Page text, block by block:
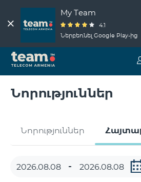
My Team
4.1
Ներբեռնել Google Play-ից
Նորություններ
Նորություններ